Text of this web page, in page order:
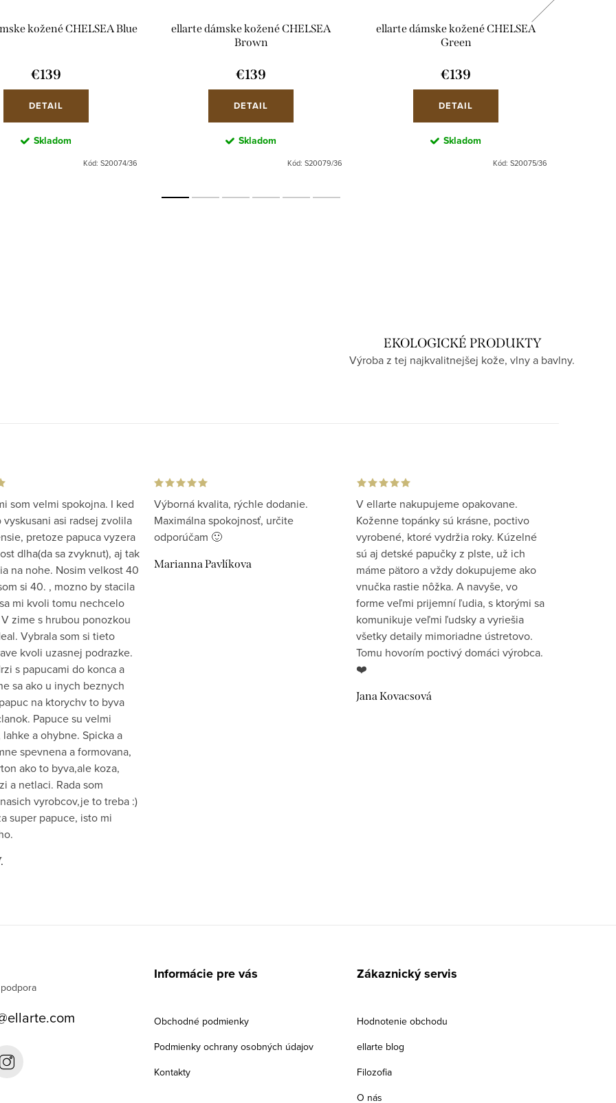
kožené CHELSEA Blue
€139
DETAIL
Skladom
Kód: S20074/36
ellarte dámske kožené CHELSEA
Brown
€139
DETAIL
Skladom
Kód: S20079/36
ellarte dámske kožené CHELSEA
Green
€139
DETAIL
Skladom
Kód: S20075/36
EKOLOGICKÉ PRODUKTY
Výroba z tej najkvalitnejšej kože, vlny a bavlny.
som velmi spokojna. I ked
vyskusani asi radsej zvolila
pretoze papuca vyzera
dlha(da sa zvyknut), aj tak
na nohe. Nosim velkost 40
si 40. , mozno by stacila
mi kvoli tomu nechcelo
zime s hrubou ponozkou
Vybrala som si tieto
kvoli uzasnej podrazke.
s papucami do konca a
sa ako u inych beznych
na ktorychv to byva
Papuce su velmi
a ohybne. Spicka a
spevnena a formovana,
ako to byva,ale koza,
a netlaci. Rada som
vyrobcov,je to treba :)
super papuce, isto mi
Výborná kvalita, rýchle dodanie.
Maximálna spokojnosť, určite
odporúčam 🙂
Marianna Pavlíkova
V ellarte nakupujeme opakovane.
Koženne topánky sú krásne, poctivo
vyrobené, ktoré vydržia roky. Kúzelné
sú aj detské papučky z plste, už ich
máme pätoro a vždy dokupujeme ako
vnučka rastie nôžka. A navyše, vo
forme veľmi prijemní ľudia, s ktorými sa
komunikuje veľmi ľudsky a vyriešia
všetky detaily mimoriadne ústretovo.
Tomu hovorím poctivý domáci výrobca.
❤️
Jana Kovacsová
ellarte.com
Informácie pre vás
Obchodné podmienky
Podmienky ochrany osobných údajov
Kontakty
Zákaznický servis
Hodnotenie obchodu
ellarte blog
Filozofia
O nás